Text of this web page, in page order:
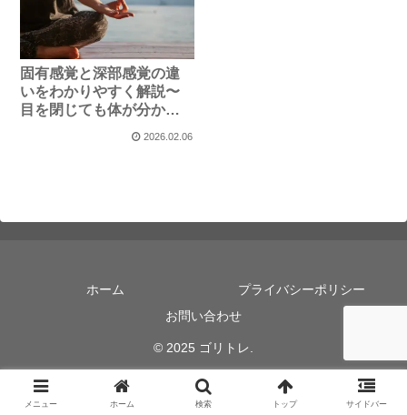
固有感覚と深部感覚の違
いをわかりやすく解説〜
目を閉じても体が分かる
2026.02.06
ホーム
プライバシーポリシー
お問い合わせ
© 2025 ゴリトレ.
メニュー ホーム 検索 トップ サイドバー